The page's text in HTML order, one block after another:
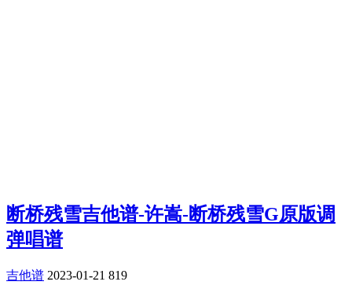
断桥残雪吉他谱-许嵩-断桥残雪G原版调
弹唱谱
吉他谱 2023-01-21 819